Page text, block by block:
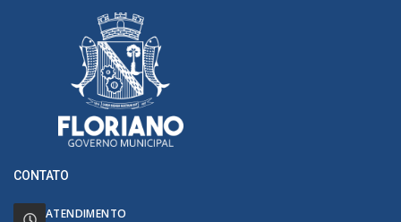
CONTATO
ATENDIMENTO